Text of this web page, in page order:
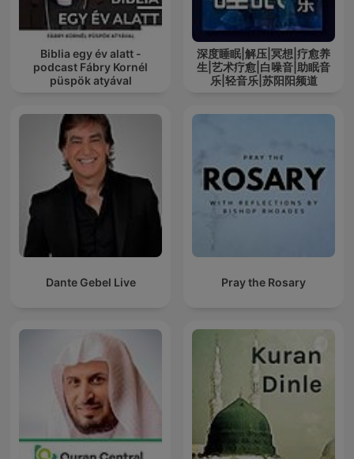
Biblia egy év alatt -
podcast Fábry Kornél
püspök atyával
深度睡眠|解压|冥想|疗愈养
生|艺术疗愈|白噪音|助眠音
乐|轻音乐|苏阳阳频道
Dante Gebel Live Pray the Rosary